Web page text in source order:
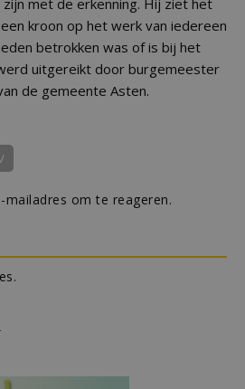
met de erkenning. Hij ziet het
kroon op het werk van iedereen
betrokken was of is bij het
uitgereikt door burgemeester
de gemeente Asten.
om te reageren.